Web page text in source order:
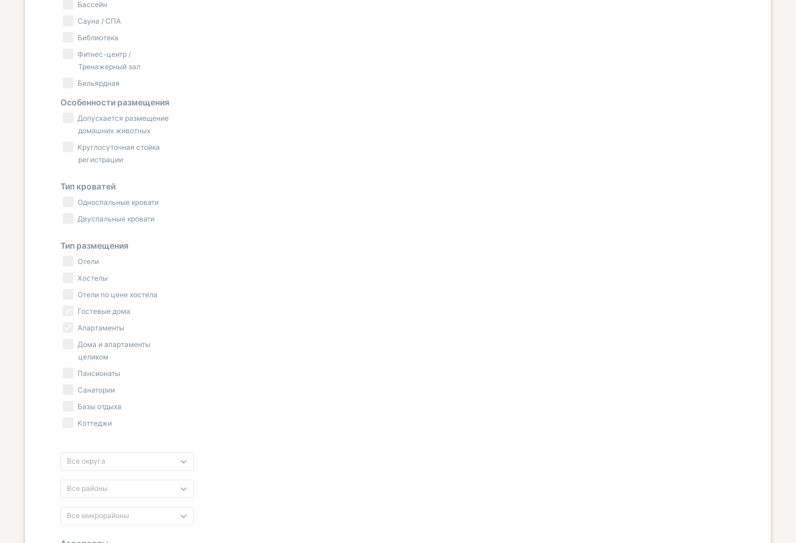
Бассейн
Сауна / СПА
Библиотека
Фитнес-центр /
Тренажерный зал
Бильярдная
Особенности размещения
Допускается размещение
домашних животных
Круглосуточная стойка
регистрации
Тип кроватей
Односпальные кровати
Двуспальные кровати
Тип размещения
Отели
Хостелы
Отели по цене хостела
Гостевые дома
Апартаменты
Дома и апартаменты
целиком
Пансионаты
Санатории
Базы отдыха
Коттеджи
Все округа
Все районы
Все микрорайоны